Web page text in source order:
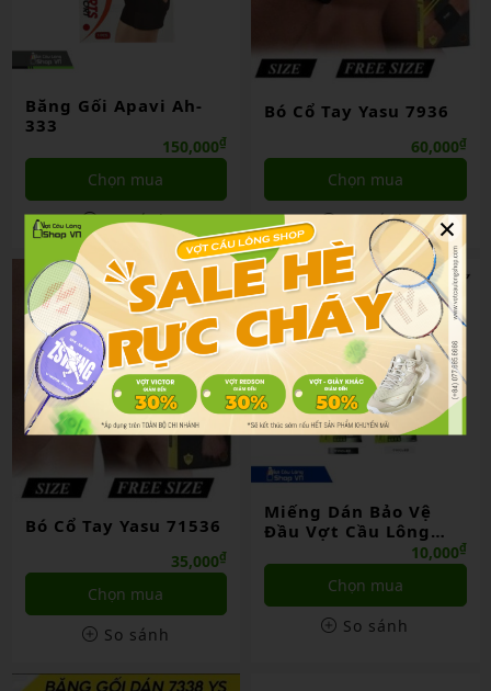
Băng Gối Apavi Ah-
333
150,000₫
Chọn mua
So sánh
Bó Cổ Tay Yasu 7936
60,000₫
Chọn mua
So sánh
Bó Cổ Tay Yasu 71536
35,000₫
Chọn mua
So sánh
Miếng Dán Bảo Vệ
Đầu Vợt Cầu Lông
10,000₫
Chọn mua
So sánh
×